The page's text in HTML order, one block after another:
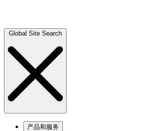
Global Site Search
产品和服务